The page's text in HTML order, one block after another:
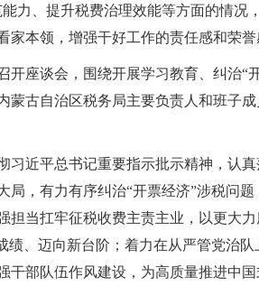
力、提升税费治理效能等方面的情
本领，增强干好工作的责任感和荣
座谈会，围绕开展学习教育、纠治“
蒙古自治区税务局主要负责人和班子
习近平总书记重要指示批示精神，认
局，有力有序纠治“开票经济”涉税问
担当扛牢征税收费主责主业，以更大
绩、迈向新台阶；着力在从严管党治
干部队伍作风建设，为高质量推进中